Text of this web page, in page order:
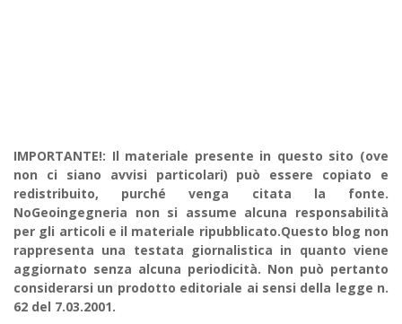
IMPORTANTE!: Il materiale presente in questo sito (ove
non ci siano avvisi particolari) può essere copiato e
redistribuito, purché venga citata la fonte.
NoGeoingegneria non si assume alcuna responsabilità
per gli articoli e il materiale ripubblicato.Questo blog non
rappresenta una testata giornalistica in quanto viene
aggiornato senza alcuna periodicità. Non può pertanto
considerarsi un prodotto editoriale ai sensi della legge n.
62 del 7.03.2001.